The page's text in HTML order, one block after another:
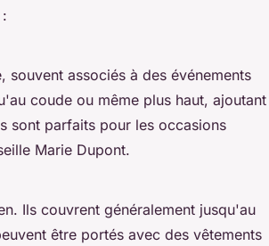
souvent associés à des événements
coude ou même plus haut, ajoutant
sont parfaits pour les occasions
Marie Dupont.
Ils couvrent généralement jusqu'au
être portés avec des vêtements